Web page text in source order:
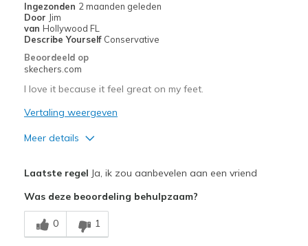
Width
Sizing
Feels true to size
View On Shoes
Ingezonden 2 maanden geleden
Door Jim
van Hollywood FL
Describe Yourself Conservative
Beoordeeld op
skechers.com
I love it because it feel great on my feet.
Vertaling weergeven
Meer details
Breathe Well
Comfortable
Laatste regel Ja, ik zou aanbevelen aan een vriend
Was deze beoordeling behulpzaam?
0 1